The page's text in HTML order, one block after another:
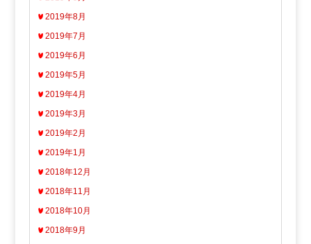
2019年8月
2019年7月
2019年6月
2019年5月
2019年4月
2019年3月
2019年2月
2019年1月
2018年12月
2018年11月
2018年10月
2018年9月